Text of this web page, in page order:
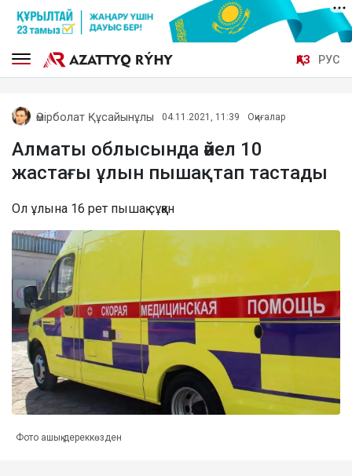
ҚАЗ РУС
Әмірболат Құсайынұлы 04.11.2021, 11:39 Оқиғалар
Алматы облысында әйел 10
жастағы ұлын пышақтап тастады
Ол ұлына 16 рет пышақ сұққан
Фото ашық дереккөзден